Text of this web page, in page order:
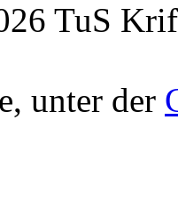
TuS
unter der